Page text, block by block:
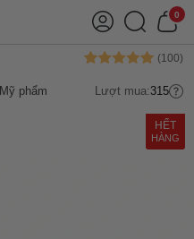
0
Mỹ phẩm Lượt mua:315
HẾT
HÀNG